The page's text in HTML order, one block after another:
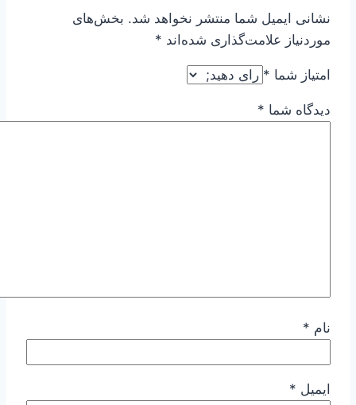
نشانی ایمیل شما منتشر نخواهد شد. بخش‌های
موردنیاز علامت‌گذاری شده‌اند *
امتیاز شما *
دیدگاه شما *
نام *
ایمیل *